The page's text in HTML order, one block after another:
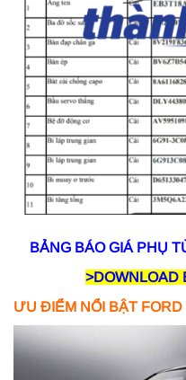
BẢNG BÁO GIÁ PHỤ
>DOWNLOAD
ƯU ĐIỂM NỔI BẬT FORD